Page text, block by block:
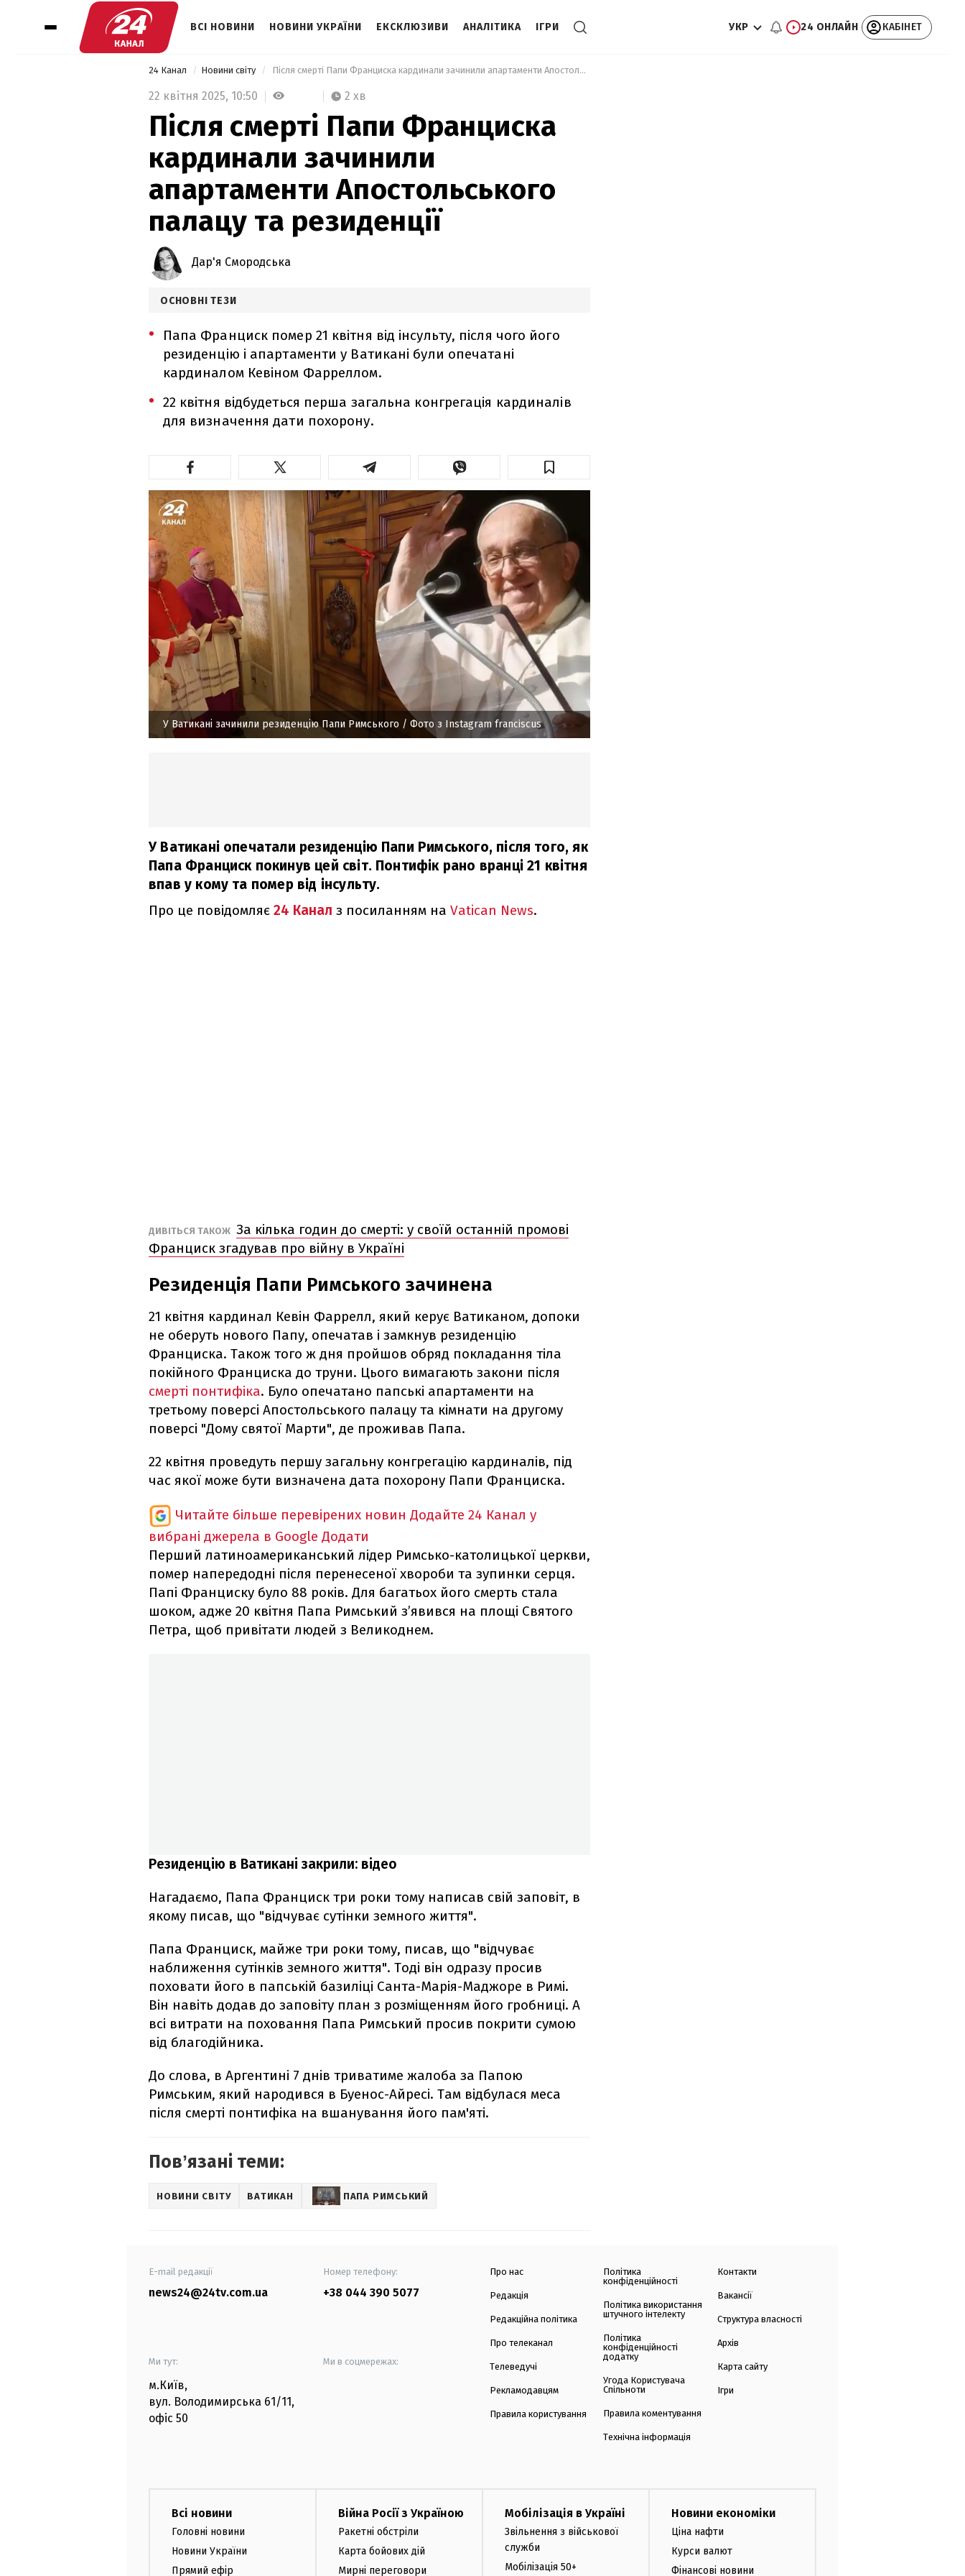
ВСІ НОВИНИ НОВИНИ УКРАЇНИ ЕКСКЛЮЗИВИ АНАЛІТИКА ІГРИ УКР 24 ОНЛАЙН КАБІНЕТ
24 Канал Новини світу Після смерті Папи Франциска кардинали зачинили апартаменти Апостольського палацу та резиденції
22 квітня 2025, 10:50 2 хв
Після смерті Папи Франциска
кардинали зачинили
апартаменти Апостольського
палацу та резиденції
Дар'я Смородська
ОСНОВНІ ТЕЗИ
Папа Франциск помер 21 квітня від інсульту, після чого його
резиденцію і апартаменти у Ватикані були опечатані
кардиналом Кевіном Фарреллом.
22 квітня відбудеться перша загальна конгрегація кардиналів
для визначення дати похорону.
У Ватикані зачинили резиденцію Папи Римського / Фото з Instagram franciscus
У Ватикані опечатали резиденцію Папи Римського, після того, як
Папа Франциск покинув цей світ. Понтифік рано вранці 21 квітня
впав у кому та помер від інсульту.
Про це повідомляє 24 Канал з посиланням на Vatican News.
ДИВІТЬСЯ ТАКОЖ За кілька годин до смерті: у своїй останній промові
Франциск згадував про війну в Україні
Резиденція Папи Римського зачинена
21 квітня кардинал Кевін Фаррелл, який керує Ватиканом, допоки
не оберуть нового Папу, опечатав і замкнув резиденцію
Франциска. Також того ж дня пройшов обряд покладання тіла
покійного Франциска до труни. Цього вимагають закони після
смерті понтифіка. Було опечатано папські апартаменти на
третьому поверсі Апостольського палацу та кімнати на другому
поверсі "Дому святої Марти", де проживав Папа.
22 квітня проведуть першу загальну конгрегацію кардиналів, під
час якої може бути визначена дата похорону Папи Франциска.
Читайте більше перевірених новин Додайте 24 Канал у
вибрані джерела в Google Додати
Перший латиноамериканський лідер Римсько-католицької церкви,
помер напередодні після перенесеної хвороби та зупинки серця.
Папі Франциску було 88 років. Для багатьох його смерть стала
шоком, адже 20 квітня Папа Римський з’явився на площі Святого
Петра, щоб привітати людей з Великоднем.
Резиденцію в Ватикані закрили: відео
Нагадаємо, Папа Франциск три роки тому написав свій заповіт, в
якому писав, що "відчуває сутінки земного життя".
Папа Франциск, майже три роки тому, писав, що "відчуває
наближення сутінків земного життя". Тоді він одразу просив
поховати його в папській базиліці Санта-Марія-Маджоре в Римі.
Він навіть додав до заповіту план з розміщенням його гробниці. А
всі витрати на поховання Папа Римський просив покрити сумою
від благодійника.
До слова, в Аргентині 7 днів триватиме жалоба за Папою
Римським, який народився в Буенос-Айресі. Там відбулася меса
після смерті понтифіка на вшанування його пам'яті.
Повʼязані теми:
НОВИНИ СВІТУ ВАТИКАН ПАПА РИМСЬКИЙ
E-mail редакції
news24@24tv.com.ua
Номер телефону:
+38 044 390 5077
Ми тут:
м.Київ,
вул. Володимирська 61/11,
офіс 50
Ми в соцмережах:
Про нас
Редакція
Редакційна політика
Про телеканал
Телеведучі
Рекламодавцям
Правила користування
Політика
конфіденційності
Політика використання
штучного інтелекту
Політика
конфіденційності
додатку
Угода Користувача
Спільноти
Правила коментування
Технічна інформація
Контакти
Вакансії
Структура власності
Архів
Карта сайту
Ігри
Всі новини
Головні новини
Новини України
Прямий ефір
Війна Росії з Україною
Ракетні обстріли
Карта бойових дій
Мирні переговори
Мобілізація в Україні
Звільнення з військової
служби
Мобілізація 50+
Новини економіки
Ціна нафти
Курси валют
Фінансові новини